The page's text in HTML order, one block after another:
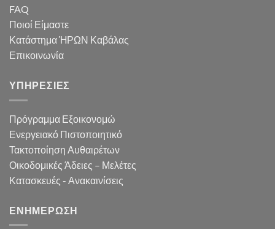
FAQ
Ποιοί Είμαστε
Κατάστημα ΉΡΩΝ Καβάλας
Επικοινωνία
ΥΠΗΡΕΣΙΕΣ
Πρόγραμμα Εξοικονομώ
Ενεργειακό Πιστοποιητικό
Τακτοποίηση Αυθαιρέτων
Οικοδομικές Άδειες – Μελέτες
Κατασκευές - Ανακαινίσεις
ΕΝΗΜΕΡΩΣΗ